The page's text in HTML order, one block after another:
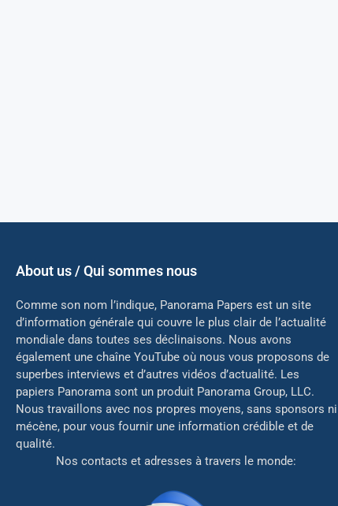
About us / Qui sommes nous
Comme son nom l’indique, Panorama Papers est un site
d’information générale qui couvre le plus clair de l’actualité
mondiale dans toutes ses déclinaisons. Nous avons
également une chaîne YouTube où nous vous proposons de
superbes interviews et d’autres vidéos d’actualité. Les
papiers Panorama sont un produit Panorama Group, LLC.
Nous travaillons avec nos propres moyens, sans sponsors ni
mécène, pour vous fournir une information crédible et de
qualité.
Nos contacts et adresses à travers le monde: